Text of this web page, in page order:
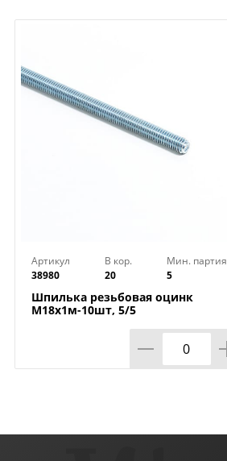
Артикул
38980
В кор.
20
Мин. партия
5
Шпилька резьбовая оцинк
М18х1м-10шт, 5/5